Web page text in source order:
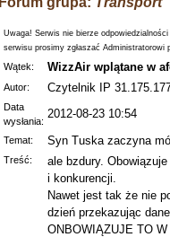
Uwaga! Serwis nie bierze
serwisu prosimy zgłaszać Administratorowi
Wątek: WizzAir wplątane w
Autor: Czytelnik IP
Data
wysłania:
2012-08-23 10:54
Temat: Syn Tuska zaczyna
Treść:
ale bzdury.
i konkurencji.
Nawet jest tak że nie
dzień przekazując
ONBOWIĄZUJE TO